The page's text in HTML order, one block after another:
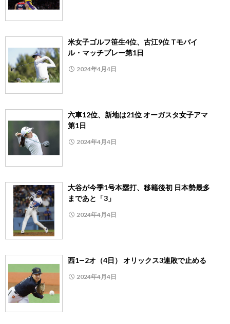
米女子ゴルフ笹生4位、古江9位 Tモバイ
ル・マッチプレー第1日
2024年4月4日
六車12位、新地は21位 オーガスタ女子アマ
第1日
2024年4月4日
大谷が今季1号本塁打、移籍後初 日本勢最多
まであと「3」
2024年4月4日
西1―2オ（4日） オリックス3連敗で止める
2024年4月4日